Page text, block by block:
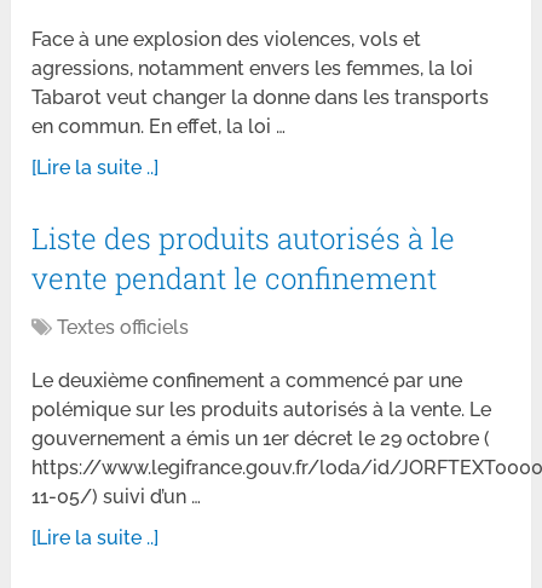
Face à une explosion des violences, vols et
agressions, notamment envers les femmes, la loi
Tabarot veut changer la donne dans les transports
en commun. En effet, la loi …
[Lire la suite ..]
Liste des produits autorisés à le
vente pendant le confinement
Textes officiels
Le deuxième confinement a commencé par une
polémique sur les produits autorisés à la vente. Le
gouvernement a émis un 1er décret le 29 octobre (
https://www.legifrance.gouv.fr/loda/id/
11-05/) suivi d’un …
[Lire la suite ..]